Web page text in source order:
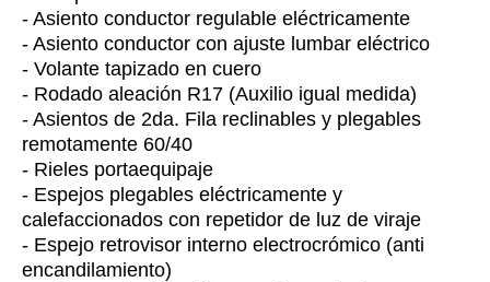
- Asiento conductor regulable eléctricamente
- Asiento conductor con ajuste lumbar eléctrico
- Volante tapizado en cuero
- Rodado aleación R17 (Auxilio igual medida)
- Asientos de 2da. Fila reclinables y plegables
remotamente 60/40
- Rieles portaequipaje
- Espejos plegables eléctricamente y
calefaccionados con repetidor de luz de viraje
- Espejo retrovisor interno electrocrómico (anti
encandilamiento)